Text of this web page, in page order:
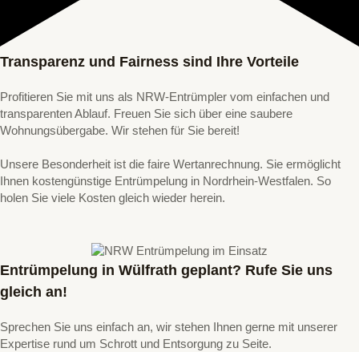
Transparenz und Fairness sind Ihre Vorteile
Profitieren Sie mit uns als NRW-Entrümpler vom einfachen und
transparenten Ablauf. Freuen Sie sich über eine saubere
Wohnungsübergabe. Wir stehen für Sie bereit!
Unsere Besonderheit ist die faire Wertanrechnung. Sie ermöglicht
Ihnen kostengünstige Entrümpelung in Nordrhein-Westfalen. So
holen Sie viele Kosten gleich wieder herein.
Entrümpelung in Wülfrath geplant? Rufe Sie uns
gleich an!
Sprechen Sie uns einfach an, wir stehen Ihnen gerne mit unserer
Expertise rund um Schrott und Entsorgung zu Seite.